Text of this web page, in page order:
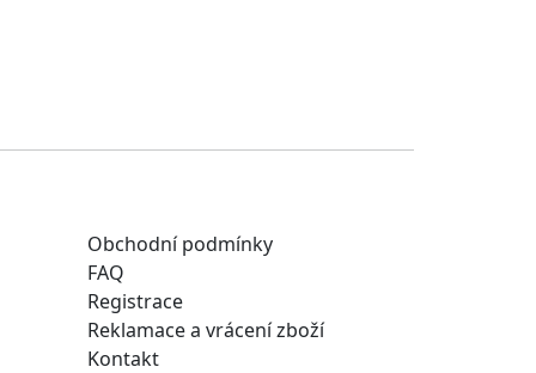
Obchodní podmínky
FAQ
Registrace
Reklamace a vrácení zboží
Kontakt